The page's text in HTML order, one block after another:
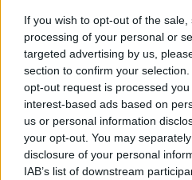
If you wish to opt-out of the
processing of your personal or
targeted advertising by us,
section to confirm your
opt-out request is processed
interest-based ads based on
us or personal information
your opt-out. You may
disclosure of your personal
IAB’s list of downstream
Cickafark – Az
ismert
EGÉSZSÉGÜNK Börzsey Barbara